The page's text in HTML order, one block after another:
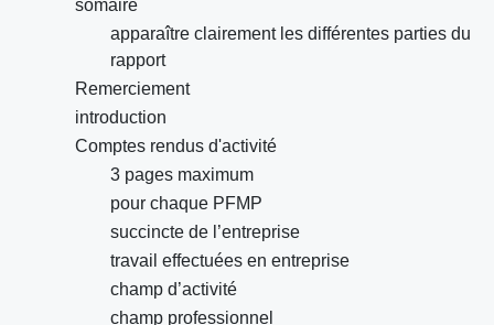
somaire
apparaître clairement les différentes parties du
rapport
Remerciement
introduction
Comptes rendus d'activité
3 pages maximum
pour chaque PFMP
succincte de l’entreprise
travail effectuées en entreprise
champ d’activité
champ professionnel